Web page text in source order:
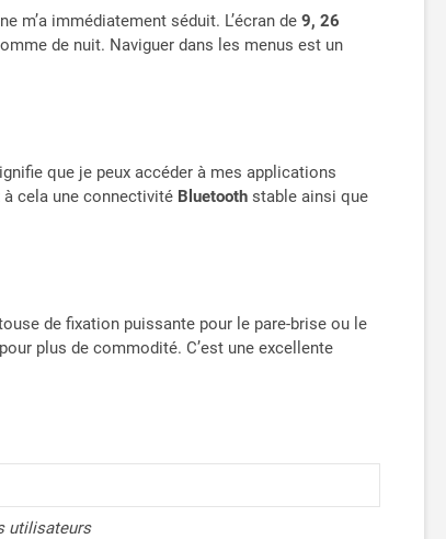
ainsi qu'un excellent service client. Pour toute
ou consulter le manuel d'utilisation.
m’a immédiatement séduit. L’écran de9, 26
de nuit. Naviguer dans les menus est un
que je peux accéder à mes applications
à cela une connectivité Bluetooth stable ainsi que
de fixation puissante pour le pare-brise ou le
plus de commodité. C’est une excellente
utilisateurs